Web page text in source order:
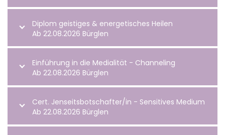
Diplom geistiges & energetisches Heilen
Ab 22.08.2026 Bürglen
Einführung in die Medialität - Channeling
Ab 22.08.2026 Bürglen
Cert. Jenseitsbotschafter/in - Sensitives Medium
Ab 22.08.2026 Bürglen